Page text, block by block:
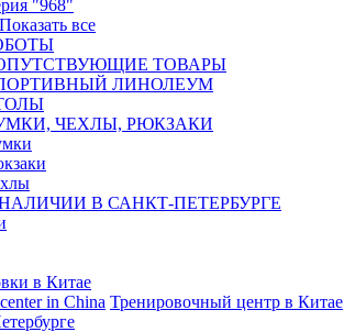
"968"
все
ТОВАРЫ
ЛИНОЛЕУМ
ЧЕХЛЫ, РЮКЗАКИ
В САНКТ-ПЕТЕРБУРГЕ
в Китае
in China Тренировочный центр в Китае